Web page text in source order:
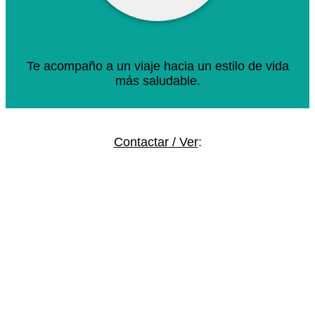
Te acompaño a un viaje hacia un estilo de vida
más saludable.
Contactar / Ver: